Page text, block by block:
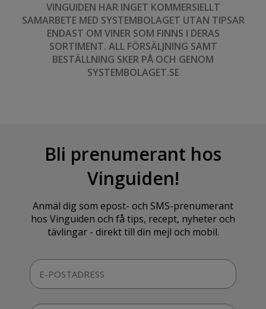
VINGUIDEN HAR INGET KOMMERSIELLT
SAMARBETE MED SYSTEMBOLAGET UTAN TIPSAR
ENDAST OM VINER SOM FINNS I DERAS
SORTIMENT. ALL FÖRSÄLJNING SAMT
BESTÄLLNING SKER PÅ OCH GENOM
SYSTEMBOLAGET.SE
Bli prenumerant hos
Vinguiden!
Anmäl dig som epost- och SMS-prenumerant
hos Vinguiden och få tips, recept, nyheter och
tävlingar - direkt till din mejl och mobil.